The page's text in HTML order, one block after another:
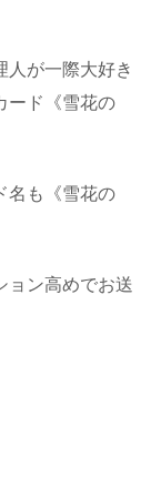
人が一際大好き
ード《雪花の
名も《雪花の
ョン高めでお送